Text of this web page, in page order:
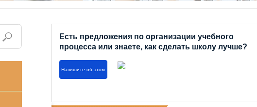
Есть предложения по организации учебного
процесса или знаете, как сделать школу лучше?
Напишите об этом